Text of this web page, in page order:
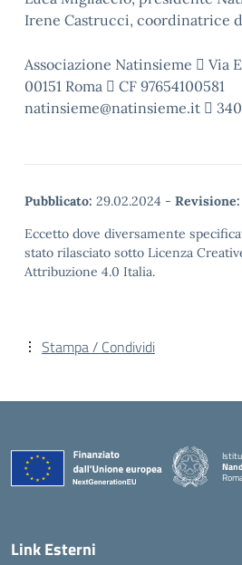
Irene Castrucci, coordinatrice
Associazione Natinsieme  Via
00151 Roma  CF 97654100581
natinsieme@natinsieme.it 
Pubblicato: 29.02.2024 - Revisione:
Eccetto dove diversamente
stato rilasciato sotto Licenza
Attribuzione 4.0 Italia.
Stampa / Condividi
Link Esterni